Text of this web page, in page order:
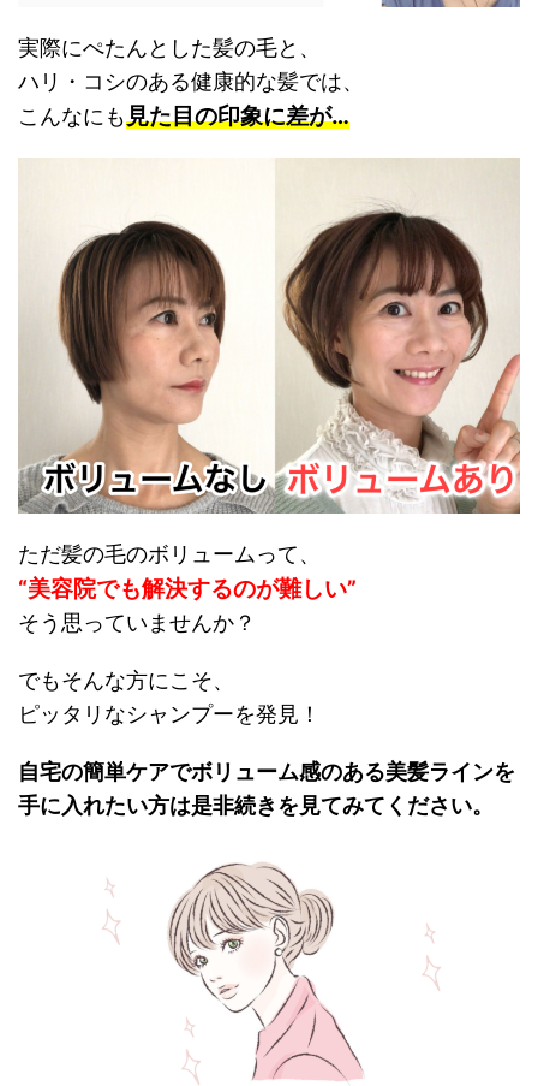
実際にぺたんとした髪の毛と、
ハリ・コシのある健康的な髪では、
こんなにも見た目の印象に差が…
ただ髪の毛のボリュームって、
“美容院でも解決するのが難しい”
そう思っていませんか？
でもそんな方にこそ、
ピッタリなシャンプーを発見！
自宅の簡単ケアでボリューム感のある美髪ラインを
手に入れたい方は是非続きを見てみてください。